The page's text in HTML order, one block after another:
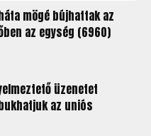
mögé bújhattak az
az egység (6960)
üzenetet
az uniós